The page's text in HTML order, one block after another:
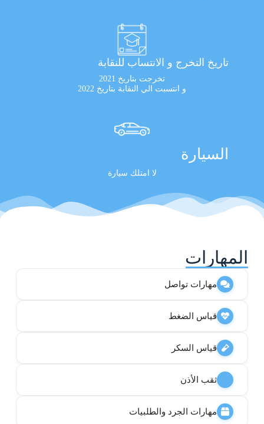
تاريخ التخرج و الانتساب للنقابة
تخرجت بتاريخ 2021
و انتسبت الي النقابة بتاريخ 2022
السيارة
لا امتلك سيارة
المهارات
مهارات تواصل
قياس الضغط
قياس السكر
ثقب الأذن
مهارات الجرد والطلبيات